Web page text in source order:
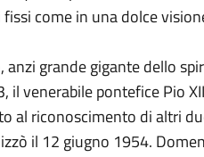
fissi come in una dolce
anzi grande gigante dello
il venerabile pontefice Pio
al riconoscimento di altri
il 12 giugno 1954.